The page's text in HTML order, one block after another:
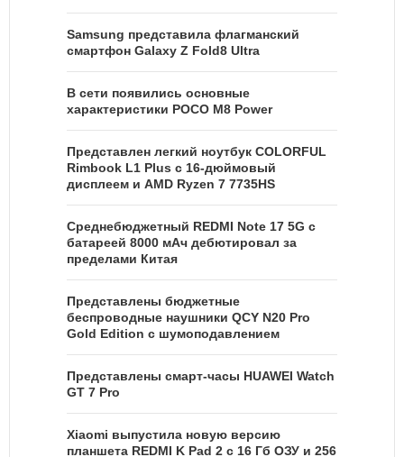
Samsung представила флагманский
смартфон Galaxy Z Fold8 Ultra
В сети появились основные
характеристики POCO M8 Power
Представлен легкий ноутбук COLORFUL
Rimbook L1 Plus с 16-дюймовый
дисплеем и AMD Ryzen 7 7735HS
Среднебюджетный REDMI Note 17 5G с
батареей 8000 мАч дебютировал за
пределами Китая
Представлены бюджетные
беспроводные наушники QCY N20 Pro
Gold Edition с шумоподавлением
Представлены смарт-часы HUAWEI Watch
GT 7 Pro
Xiaomi выпустила новую версию
планшета REDMI K Pad 2 с 16 Гб ОЗУ и 256